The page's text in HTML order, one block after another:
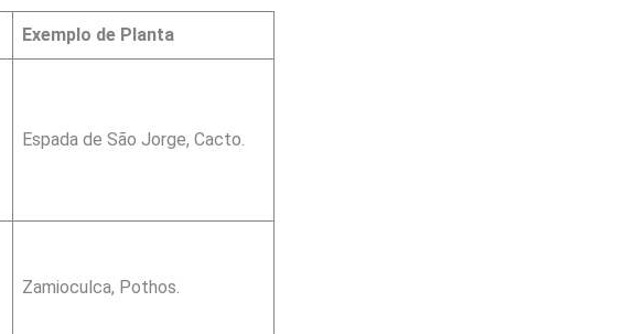
Exemplo de Planta
Espada de São Jorge, Cacto.
Zamioculca, Pothos.